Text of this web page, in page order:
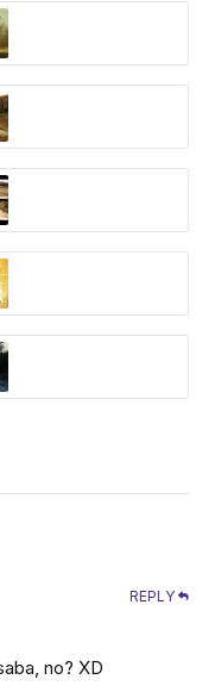
REPLY
no? XD